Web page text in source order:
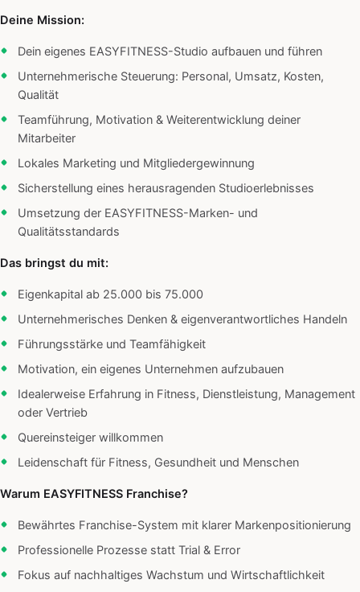
Deine Mission:
Dein eigenes EASYFITNESS-Studio aufbauen und führen
Unternehmerische Steuerung: Personal, Umsatz, Kosten,
Qualität
Teamführung, Motivation & Weiterentwicklung deiner
Mitarbeiter
Lokales Marketing und Mitgliedergewinnung
Sicherstellung eines herausragenden Studioerlebnisses
Umsetzung der EASYFITNESS-Marken- und
Qualitätsstandards
Das bringst du mit:
Eigenkapital ab 25.000 bis 75.000
Unternehmerisches Denken & eigenverantwortliches Handeln
Führungsstärke und Teamfähigkeit
Motivation, ein eigenes Unternehmen aufzubauen
Idealerweise Erfahrung in Fitness, Dienstleistung, Management
oder Vertrieb
Quereinsteiger willkommen
Leidenschaft für Fitness, Gesundheit und Menschen
Warum EASYFITNESS Franchise?
Bewährtes Franchise-System mit klarer Markenpositionierung
Professionelle Prozesse statt Trial & Error
Fokus auf nachhaltiges Wachstum und Wirtschaftlichkeit